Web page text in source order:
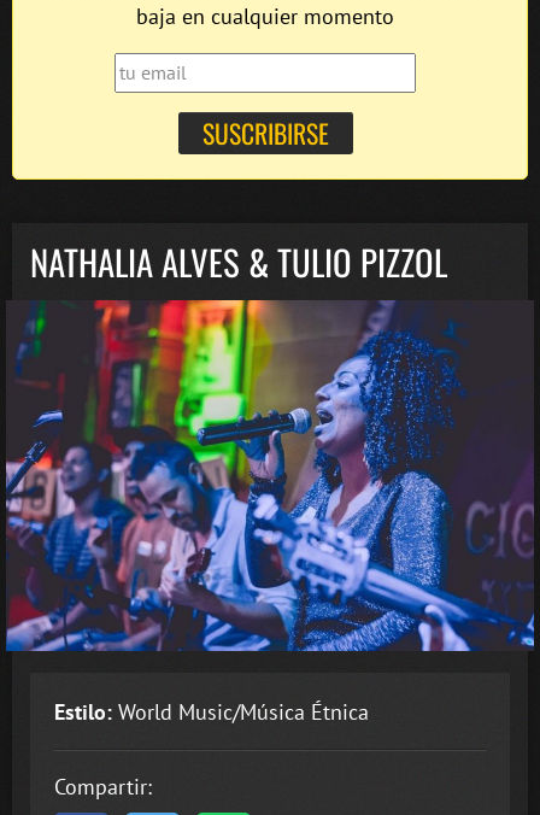
baja en cualquier momento
NATHALIA ALVES & TULIO PIZZOL
Estilo: World Music/Música Étnica
Compartir: